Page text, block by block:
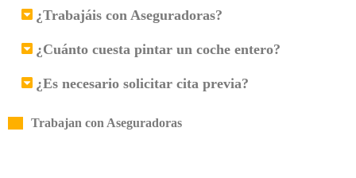
¿Trabajáis con Aseguradoras?
¿Cuánto cuesta pintar un coche entero?
¿Es necesario solicitar cita previa?
Trabajan con Aseguradoras